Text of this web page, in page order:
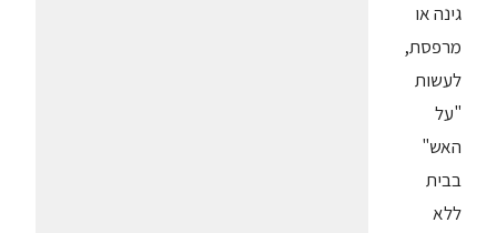
גינה או
מרפסת,
לעשות
"על
האש"
בבית
ללא